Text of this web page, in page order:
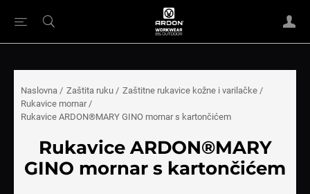
Naslovna / Zaštita ruku / Zaštitne rukavice kožne i varilačke /
Rukavice mornar /
Rukavice ARDON®MARY GINO mornar s kartončićem
Rukavice ARDON®MARY
GINO mornar s kartončićem